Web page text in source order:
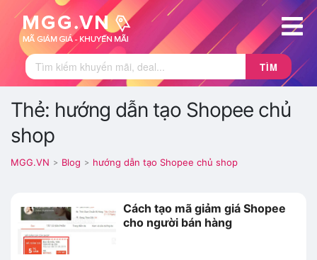
TÌM
Thẻ: hướng dẫn tạo Shopee chủ
shop
MGG.VN > Blog > hướng dẫn tạo Shopee chủ shop
Cách tạo mã giảm giá Shopee
cho người bán hàng